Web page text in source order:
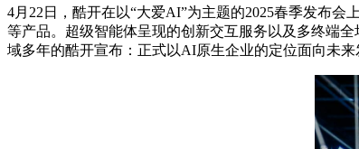
4月22日，酷开在以“大爱AI”为主题的2025春季发布
等产品。超级智能体呈现的创新交互服务以及多终端
域多年的酷开宣布：正式以AI原生企业的定位面向未来